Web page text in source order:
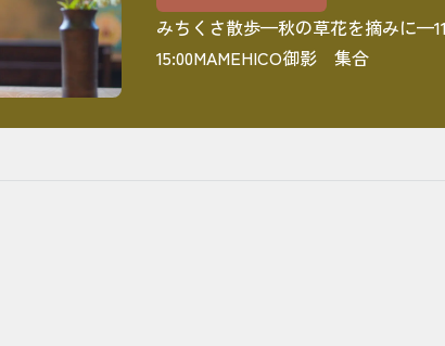
みちくさ散歩—秋の草花を摘みに
15:00MAMEHICO御影 集合